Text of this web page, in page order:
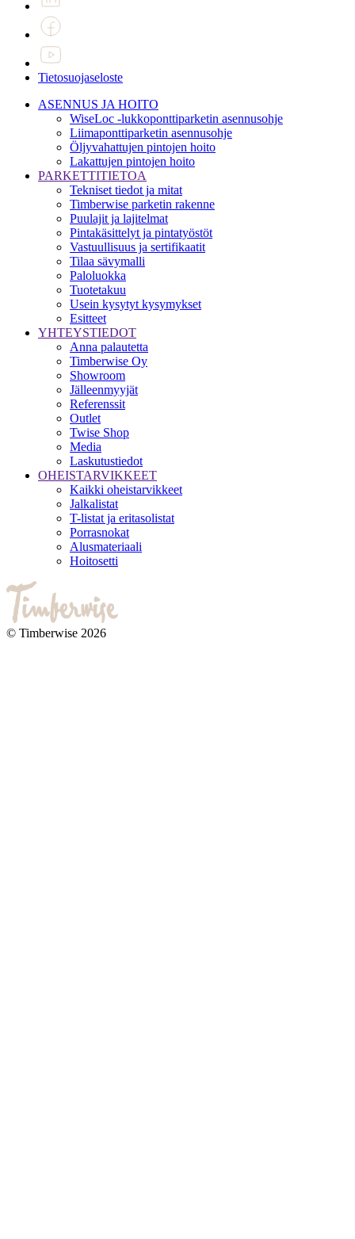
Tietosuojaseloste
ASENNUS JA HOITO
WiseLoc -lukkoponttiparketin asennusohje
Liimaponttiparketin asennusohje
Öljyvahattujen pintojen hoito
Lakattujen pintojen hoito
PARKETTITIETOA
Tekniset tiedot ja mitat
Timberwise parketin rakenne
Puulajit ja lajitelmat
Pintakäsittelyt ja pintatyöstöt
Vastuullisuus ja sertifikaatit
Tilaa sävymalli
Paloluokka
Tuotetakuu
Usein kysytyt kysymykset
Esitteet
YHTEYSTIEDOT
Anna palautetta
Timberwise Oy
Showroom
Jälleenmyyjät
Referenssit
Outlet
Twise Shop
Media
Laskutustiedot
OHEISTARVIKKEET
Kaikki oheistarvikkeet
Jalkalistat
T-listat ja eritasolistat
Porrasnokat
Alusmateriaali
Hoitosetti
© Timberwise 2026